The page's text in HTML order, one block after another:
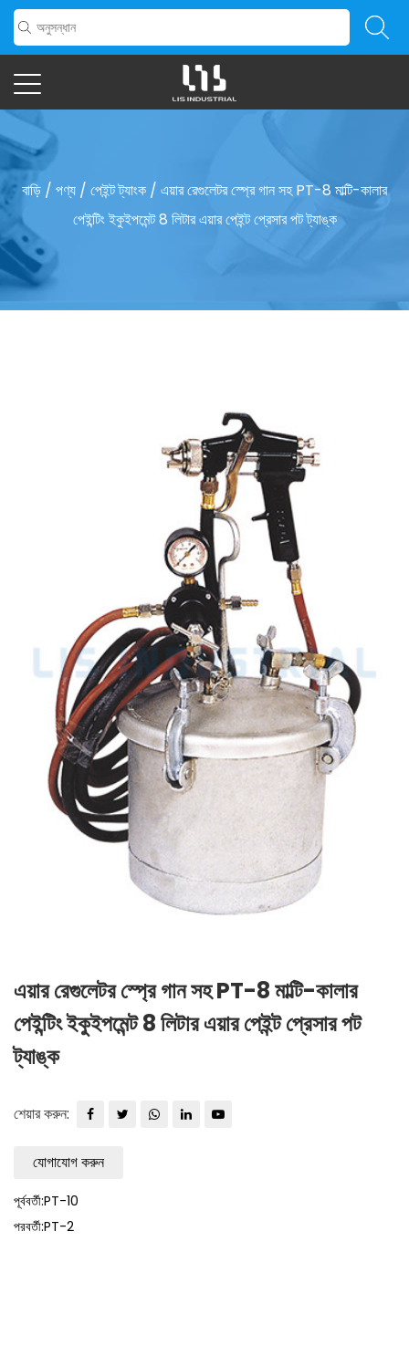
বাড়ি / পণ্য / পেইন্ট ট্যাংক / এয়ার রেগুলেটর স্প্রে গান সহ PT-8 মাল্টি-কালার
পেইন্টিং ইকুইপমেন্ট 8 লিটার এয়ার পেইন্ট প্রেসার পট ট্যাঙ্ক
এয়ার রেগুলেটর স্প্রে গান সহ PT-8 মাল্টি-কালার
পেইন্টিং ইকুইপমেন্ট 8 লিটার এয়ার পেইন্ট প্রেসার পট
ট্যাঙ্ক
শেয়ার করুন:
যোগাযোগ করুন
পূর্ববর্তী:PT-10
পরবর্তী:PT-2